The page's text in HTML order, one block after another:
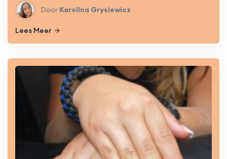
Door Karolina Grysiewicz
Lees Meer